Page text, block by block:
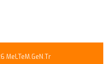
MeLTeM.GeN.Tr